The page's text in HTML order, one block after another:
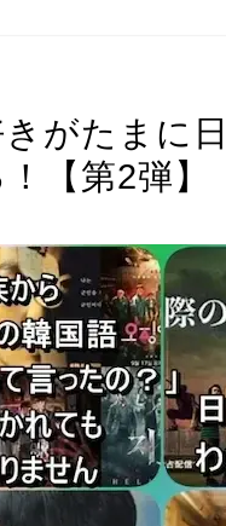
がたまに
【第2弾】